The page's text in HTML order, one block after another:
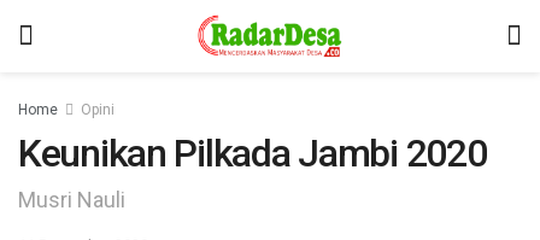
Home Opini
Keunikan Pilkada Jambi 2020
Musri Nauli